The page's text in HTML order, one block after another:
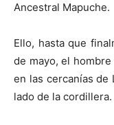
Ancestral Mapuche.
Ello, hasta que
de mayo, el
en las cercanías de
lado de la cordillera.